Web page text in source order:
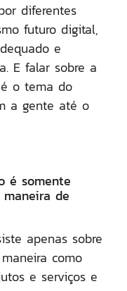
diferentes
futuro digital,
e
E falar sobre a
o tema do
a gente até o
é somente
de
apenas sobre
como
e serviços e